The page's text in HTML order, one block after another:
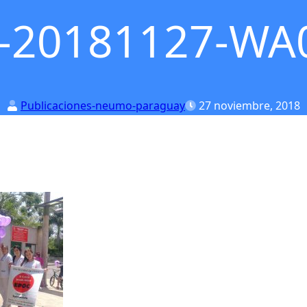
Publicaciones-neumo-paraguay 27 noviembre, 2018